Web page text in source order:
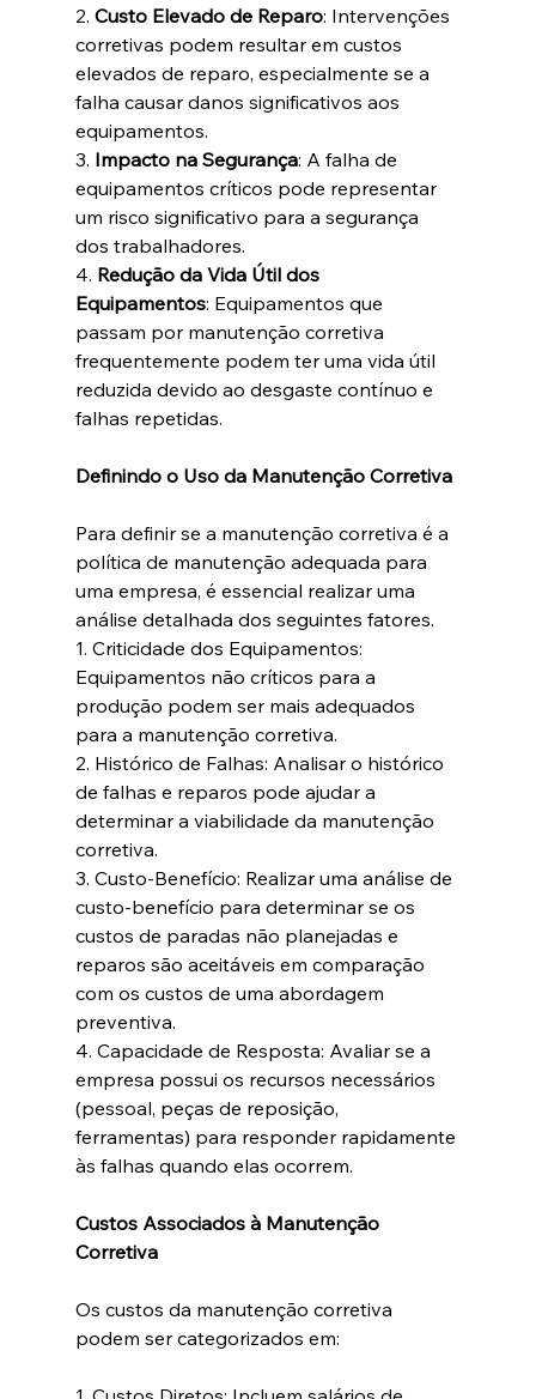
2. Custo Elevado de Reparo: Intervenções
corretivas podem resultar em custos
elevados de reparo, especialmente se a
falha causar danos significativos aos
equipamentos.
3. Impacto na Segurança: A falha de
equipamentos críticos pode representar
um risco significativo para a segurança
dos trabalhadores.
4. Redução da Vida Útil dos
Equipamentos: Equipamentos que
passam por manutenção corretiva
frequentemente podem ter uma vida útil
reduzida devido ao desgaste contínuo e
falhas repetidas.
Definindo o Uso da Manutenção Corretiva
Para definir se a manutenção corretiva é a
política de manutenção adequada para
uma empresa, é essencial realizar uma
análise detalhada dos seguintes fatores.
1. Criticidade dos Equipamentos:
Equipamentos não críticos para a
produção podem ser mais adequados
para a manutenção corretiva.
2. Histórico de Falhas: Analisar o histórico
de falhas e reparos pode ajudar a
determinar a viabilidade da manutenção
corretiva.
3. Custo-Benefício: Realizar uma análise de
custo-benefício para determinar se os
custos de paradas não planejadas e
reparos são aceitáveis em comparação
com os custos de uma abordagem
preventiva.
4. Capacidade de Resposta: Avaliar se a
empresa possui os recursos necessários
(pessoal, peças de reposição,
ferramentas) para responder rapidamente
às falhas quando elas ocorrem.
Custos Associados à Manutenção
Corretiva
Os custos da manutenção corretiva
podem ser categorizados em: